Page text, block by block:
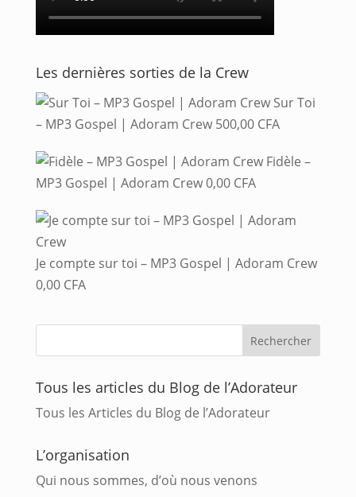
Les dernières sorties de la Crew
Sur Toi
– MP3 Gospel | Adoram Crew 500,00 CFA
Fidèle –
MP3 Gospel | Adoram Crew0,00 CFA
Je compte sur toi – MP3 Gospel | Adoram Crew
0,00 CFA
Tous les articles du Blog de l’Adorateur
Tous les Articles du Blog de l’Adorateur
L’organisation
Qui nous sommes, d’où nous venons